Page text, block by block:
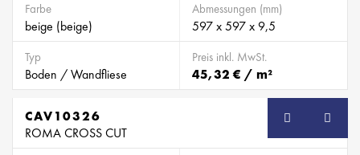
Farbe
beige (beige)
Abmessungen (mm)
597 x 597 x 9,5
Typ
Boden / Wandfliese
Preis inkl. MwSt.
45,32 € / m²
CAV10326
ROMA CROSS CUT